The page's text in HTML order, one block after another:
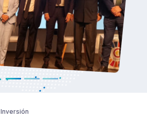
Inversión